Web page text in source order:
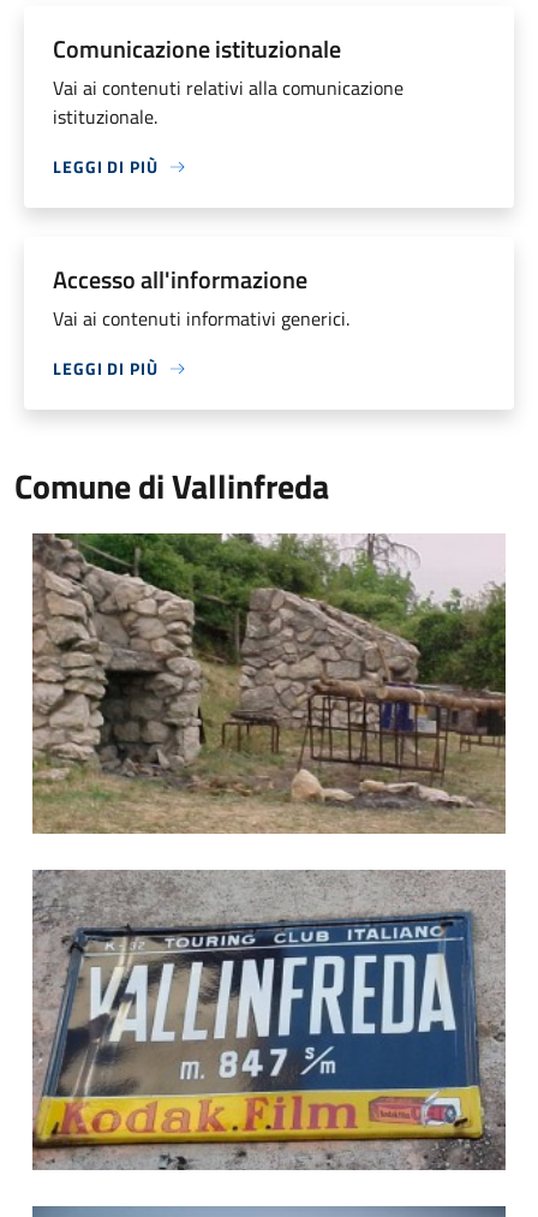
Comunicazione istituzionale
Vai ai contenuti relativi alla comunicazione
istituzionale.
LEGGI DI PIÙ
Accesso all'informazione
Vai ai contenuti informativi generici.
LEGGI DI PIÙ
Comune di Vallinfreda
Foto Vallinfreda
Foto Vallinfreda